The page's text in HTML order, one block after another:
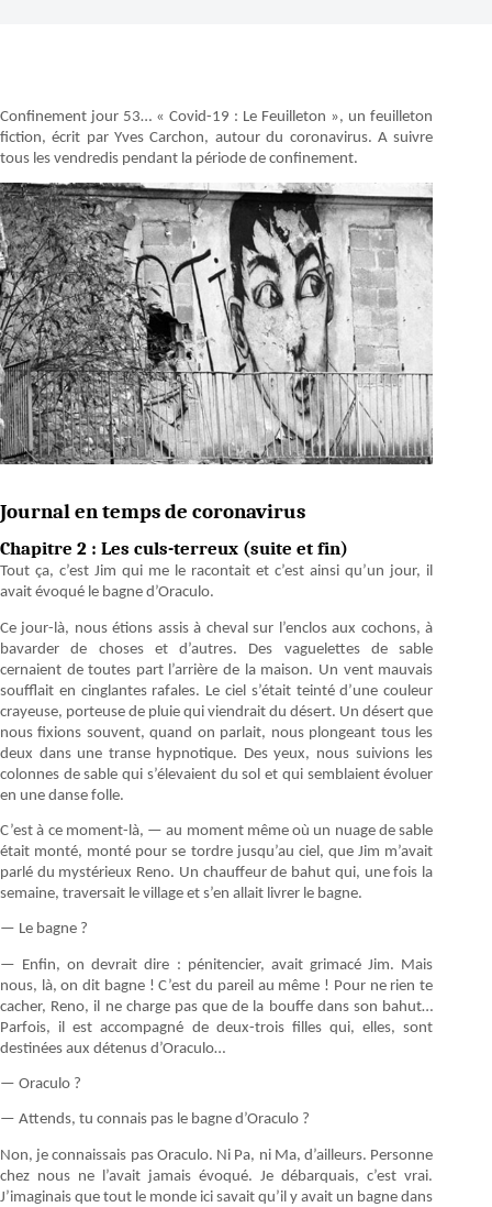
Confinement jour 53… « Covid-19 : Le Feuilleton », un feuilleton
fiction, écrit par Yves Carchon, autour du coronavirus. A suivre
tous les vendredis pendant la période de confinement.
Journal en temps de coronavirus
Chapitre 2 : Les culs-terreux (suite et fin)
Tout ça, c’est Jim qui me le racontait et c’est ainsi qu’un jour, il
avait évoqué le bagne d’Oraculo.
Ce jour-là, nous étions assis à cheval sur l’enclos aux cochons, à
bavarder de choses et d’autres. Des vaguelettes de sable
cernaient de toutes part l’arrière de la maison. Un vent mauvais
soufflait en cinglantes rafales. Le ciel s’était teinté d’une couleur
crayeuse, porteuse de pluie qui viendrait du désert. Un désert que
nous fixions souvent, quand on parlait, nous plongeant tous les
deux dans une transe hypnotique. Des yeux, nous suivions les
colonnes de sable qui s’élevaient du sol et qui semblaient évoluer
en une danse folle.
C’est à ce moment-là, — au moment même où un nuage de sable
était monté, monté pour se tordre jusqu’au ciel, que Jim m’avait
parlé du mystérieux Reno. Un chauffeur de bahut qui, une fois la
semaine, traversait le village et s’en allait livrer le bagne.
— Le bagne ?
— Enfin, on devrait dire : pénitencier, avait grimacé Jim. Mais
nous, là, on dit bagne ! C’est du pareil au même ! Pour ne rien te
cacher, Reno, il ne charge pas que de la bouffe dans son bahut…
Parfois, il est accompagné de deux-trois filles qui, elles, sont
destinées aux détenus d’Oraculo…
— Oraculo ?
— Attends, tu connais pas le bagne d’Oraculo ?
Non, je connaissais pas Oraculo. Ni Pa, ni Ma, d’ailleurs. Personne
chez nous ne l’avait jamais évoqué. Je débarquais, c’est vrai.
J’imaginais que tout le monde ici savait qu’il y avait un bagne dans